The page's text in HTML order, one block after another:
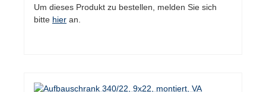
Um dieses Produkt zu bestellen, melden Sie sich
bitte hier an.